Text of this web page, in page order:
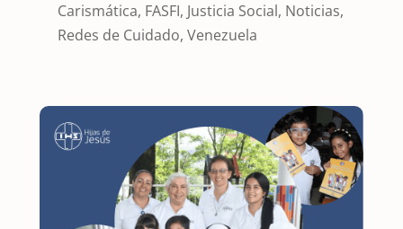
Carismática, FASFI, Justicia Social, Noticias,
Redes de Cuidado, Venezuela